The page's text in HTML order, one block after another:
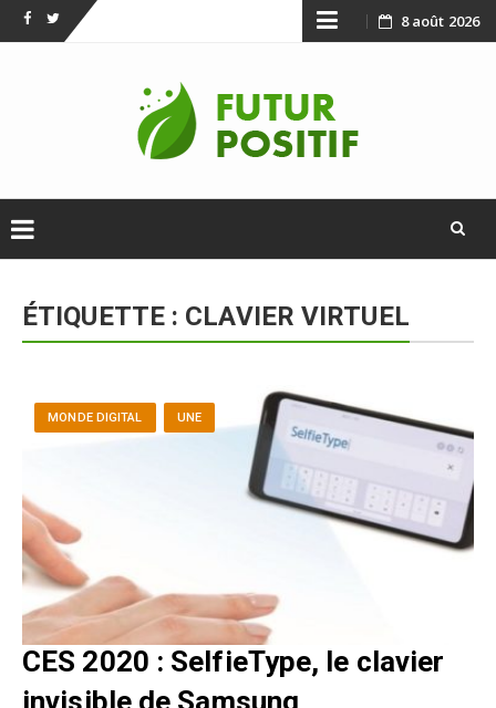
FacebookTwitter Skip
content
8 août 2026
contentÉTIQUETTE : CLAVIER VIRTUEL
MONDE DIGITAL UNE
CES 2020 : SelfieType, le clavier
invisible de Samsung